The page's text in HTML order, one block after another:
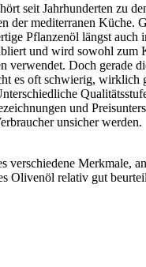
seit Jahrhunderten zu
der mediterranen Küche.
Pflanzenöl längst auch
und wird sowohl zum
verwendet. Doch gerade
es oft schwierig, wirklich
und
unsicher werden.
verschiedene Merkmale,
Olivenöl relativ gut